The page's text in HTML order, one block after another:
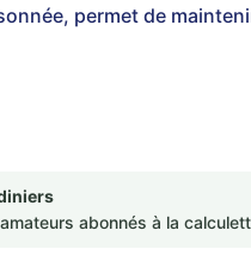
permet de
abonnés à la